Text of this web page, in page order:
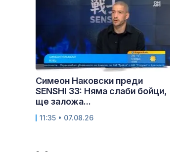
Симеон Наковски преди
SENSHI 33: Няма слаби бойци,
ще заложа...
11:35 • 07.08.26